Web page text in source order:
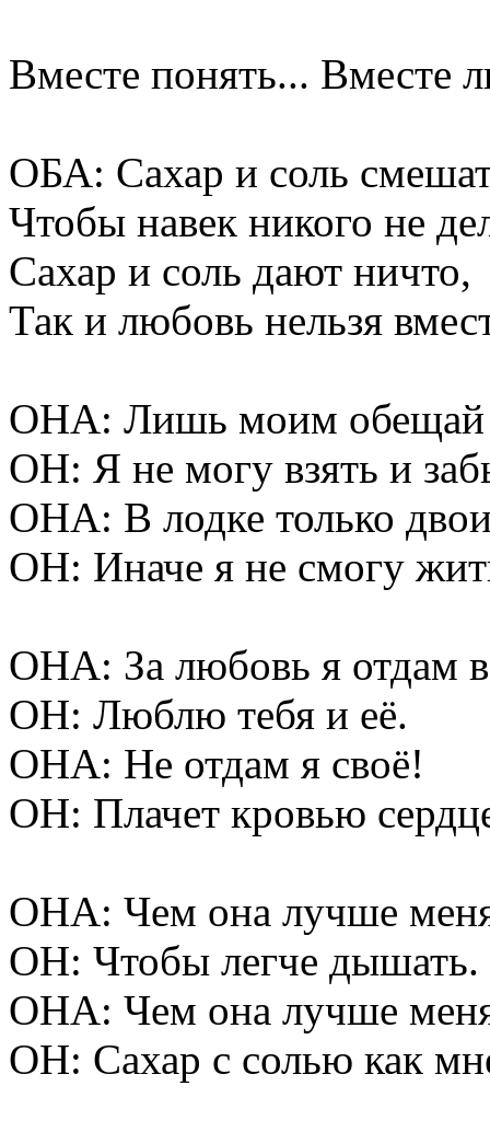
Вместе понять... Вместе
ОБА: Сахар и соль
Чтобы навек никого не
Сахар и соль дают ничто,
Так и любовь нельзя
ОНА: Лишь моим обещай
ОН: Я не могу взять и
ОНА: В лодке только
ОН: Иначе я не смогу
ОНА: За любовь я отдам
ОН: Люблю тебя и её.
ОНА: Не отдам я своё!
ОН: Плачет кровью
ОНА: Чем она лучше
ОН: Чтобы легче дышать.
ОНА: Чем она лучше
ОН: Сахар с солью как